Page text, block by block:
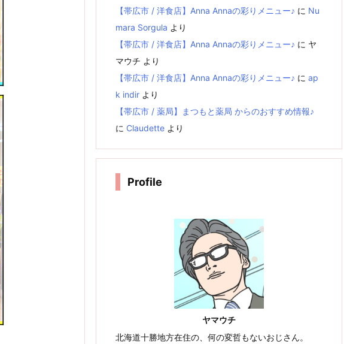
【帯広市 / 洋食店】Anna Annaの彩りメニュー♪ に Nu
mara Sorgula より
【帯広市 / 洋食店】Anna Annaの彩りメニュー♪ に ヤ
マウチ より
【帯広市 / 洋食店】Anna Annaの彩りメニュー♪ に ap
k indir より
【帯広市 / 薬局】まつもと薬局 からのおすすめ情報♪
に Claudette より
Profile
ヤマウチ
北海道十勝地方在住の、何の変哲もないおじさん。